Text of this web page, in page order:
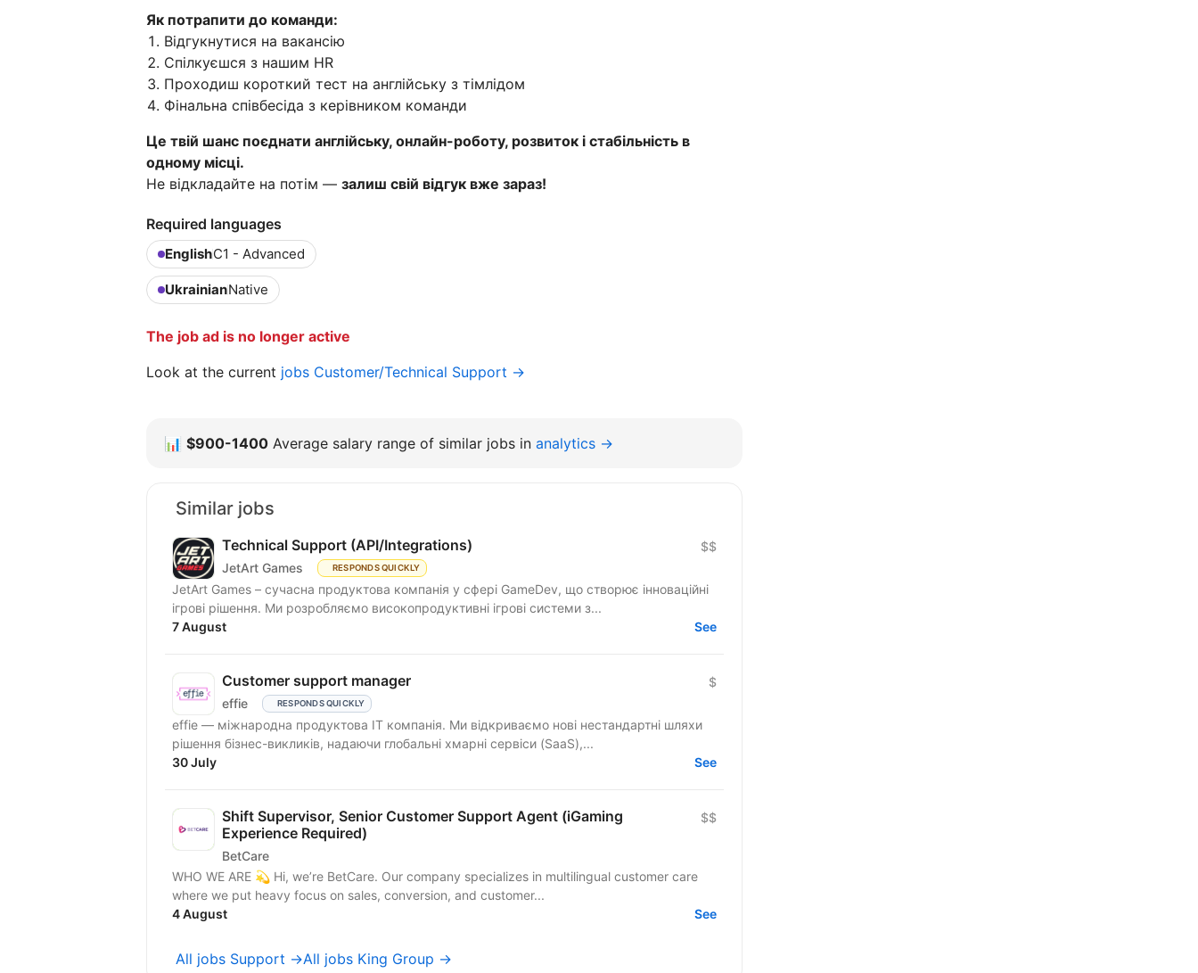
Як потрапити до команди:
Відгукнутися на вакансію
Спілкуєшся з нашим HR
Проходиш короткий тест на англійську з тімлідом
Фінальна співбесіда з керівником команди
Це твій шанс поєднати англійську, онлайн-роботу, розвиток і стабільність в
одному місці.
Не відкладайте на потім — залиш свій відгук вже зараз!
Required languages
EnglishC1 - Advanced
UkrainianNative
The job ad is no longer active
Look at the current jobs Customer/Technical Support →
📊 $900-1400 Average salary range of similar jobs in analytics →
Similar jobs
Technical Support (API/Integrations)
JetArt Games RESPONDS QUICKLY
$$
JetArt Games – сучасна продуктова компанія у сфері GameDev, що створює інноваційні
ігрові рішення. Ми розробляємо високопродуктивні ігрові системи з...
7 August
See
Customer support manager
effie RESPONDS QUICKLY
$
effie — міжнародна продуктова IT компанія. Ми відкриваємо нові нестандартні шляхи
рішення бізнес-викликів, надаючи глобальні хмарні сервіси (SaaS),...
30 July
See
Shift Supervisor, Senior Customer Support Agent (iGaming
Experience Required)
BetCare
$$
WHO WE ARE 💫 Hi, we’re BetCare. Our company specializes in multilingual customer care
where we put heavy focus on sales, conversion, and customer...
4 August
See
All jobs Support →All jobs King Group →